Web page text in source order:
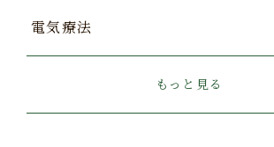
電気療法
もっと見る